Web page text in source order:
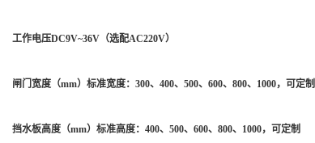
工作电压DC9V~36V（选配AC220V）
闸门宽度（mm）标准宽度：300、400、500、600、800、1000，可定制
挡水板高度（mm）标准高度：400、500、600、800、1000，可定制